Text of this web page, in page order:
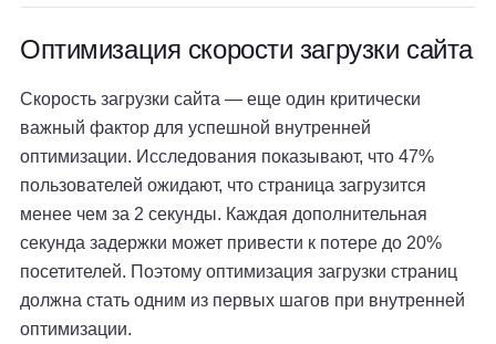
Оптимизация скорости загрузки сайта
Скорость загрузки сайта — еще один критически
важный фактор для успешной внутренней
оптимизации. Исследования показывают, что 47%
пользователей ожидают, что страница загрузится
менее чем за 2 секунды. Каждая дополнительная
секунда задержки может привести к потере до 20%
посетителей. Поэтому оптимизация загрузки страниц
должна стать одним из первых шагов при внутренней
оптимизации.